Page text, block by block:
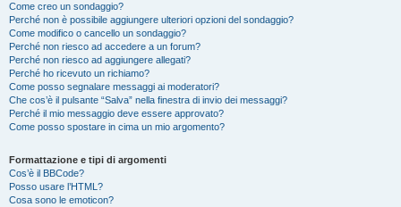
Come creo un sondaggio?
Perché non è possibile aggiungere ulteriori opzioni del sondaggio?
Come modifico o cancello un sondaggio?
Perché non riesco ad accedere a un forum?
Perché non riesco ad aggiungere allegati?
Perché ho ricevuto un richiamo?
Come posso segnalare messaggi ai moderatori?
Che cos’è il pulsante “Salva” nella finestra di invio dei messaggi?
Perché il mio messaggio deve essere approvato?
Come posso spostare in cima un mio argomento?
Formattazione e tipi di argomenti
Cos’è il BBCode?
Posso usare l’HTML?
Cosa sono le emoticon?